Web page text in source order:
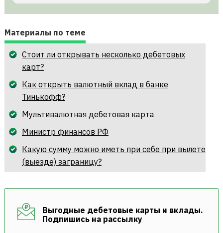
Материалы по теме
Стоит ли открывать несколько дебетовых
карт?
Как открыть валютный вклад в банке
Тинькофф?
Мультивалютная дебетовая карта
Министр финансов РФ
Какую сумму можно иметь при себе при вылете
(выезде) заграницу?
Выгодные дебетовые карты и вклады.
Подпишись на рассылку